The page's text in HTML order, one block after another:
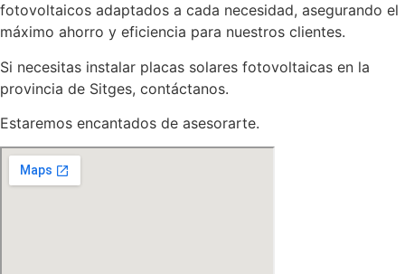
fotovoltaicos adaptados a cada necesidad, asegurando el
máximo ahorro y eficiencia para nuestros clientes.
Si necesitas instalar placas solares fotovoltaicas en la
provincia de Sitges, contáctanos.
Estaremos encantados de asesorarte.